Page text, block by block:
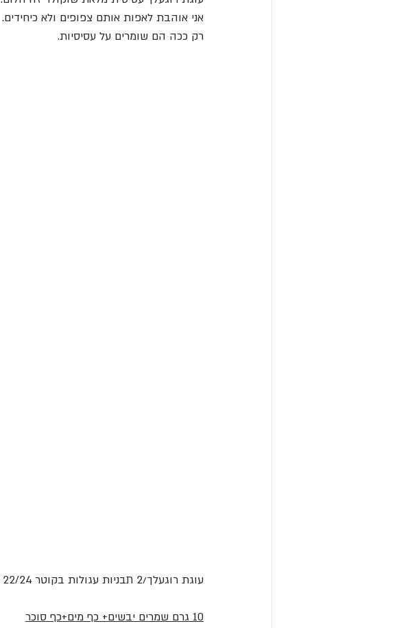
אני אוהבת לאפות אותם צפופים ולא כיחידים.
רק ככה הם שומרים על עסיסיות.
עוגת רוגעלך/2 תבניות עגולות בקוטר 22/24 ס״מ
10 גרם שמרים יבשים+ כף מים+כף סוכר